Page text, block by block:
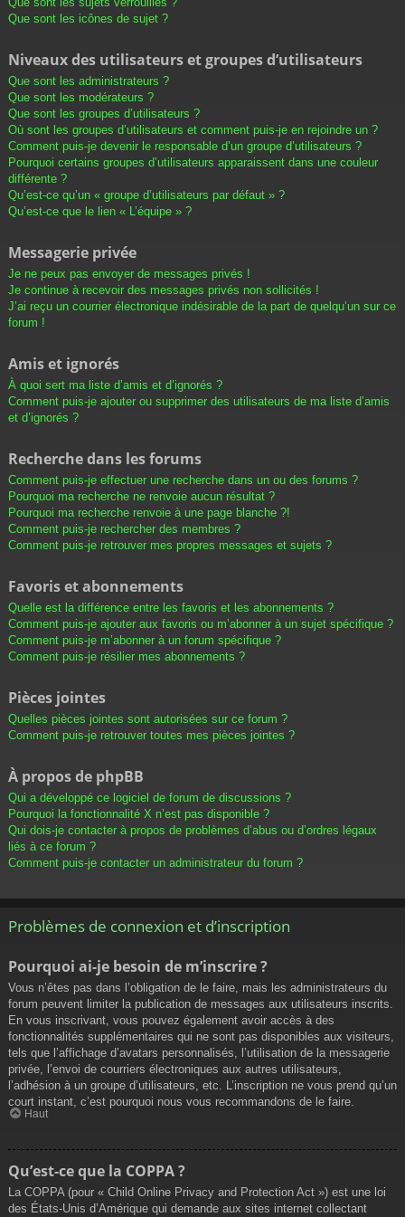
Que sont les icônes de sujet ?
Niveaux des utilisateurs et groupes d’utilisateurs
Que sont les administrateurs ?
Que sont les modérateurs ?
Que sont les groupes d’utilisateurs ?
Où sont les groupes d’utilisateurs et comment puis-je en rejoindre un ?
Comment puis-je devenir le responsable d’un groupe d’utilisateurs ?
Pourquoi certains groupes d’utilisateurs apparaissent dans une couleur
différente ?
Qu’est-ce qu’un « groupe d’utilisateurs par défaut » ?
Qu’est-ce que le lien « L’équipe » ?
Messagerie privée
Je ne peux pas envoyer de messages privés !
Je continue à recevoir des messages privés non sollicités !
J’ai reçu un courrier électronique indésirable de la part de quelqu’un sur ce
forum !
Amis et ignorés
À quoi sert ma liste d’amis et d’ignorés ?
Comment puis-je ajouter ou supprimer des utilisateurs de ma liste d’amis
et d’ignorés ?
Recherche dans les forums
Comment puis-je effectuer une recherche dans un ou des forums ?
Pourquoi ma recherche ne renvoie aucun résultat ?
Pourquoi ma recherche renvoie à une page blanche ?!
Comment puis-je rechercher des membres ?
Comment puis-je retrouver mes propres messages et sujets ?
Favoris et abonnements
Quelle est la différence entre les favoris et les abonnements ?
Comment puis-je ajouter aux favoris ou m’abonner à un sujet spécifique ?
Comment puis-je m’abonner à un forum spécifique ?
Comment puis-je résilier mes abonnements ?
Pièces jointes
Quelles pièces jointes sont autorisées sur ce forum ?
Comment puis-je retrouver toutes mes pièces jointes ?
À propos de phpBB
Qui a développé ce logiciel de forum de discussions ?
Pourquoi la fonctionnalité X n’est pas disponible ?
Qui dois-je contacter à propos de problèmes d’abus ou d’ordres légaux
liés à ce forum ?
Comment puis-je contacter un administrateur du forum ?
Problèmes de connexion et d’inscription
Pourquoi ai-je besoin de m’inscrire ?
Vous n’êtes pas dans l’obligation de le faire, mais les administrateurs du
forum peuvent limiter la publication de messages aux utilisateurs inscrits.
En vous inscrivant, vous pouvez également avoir accès à des
fonctionnalités supplémentaires qui ne sont pas disponibles aux visiteurs,
tels que l’affichage d’avatars personnalisés, l’utilisation de la messagerie
privée, l’envoi de courriers électroniques aux autres utilisateurs,
l’adhésion à un groupe d’utilisateurs, etc. L’inscription ne vous prend qu’un
court instant, c’est pourquoi nous vous recommandons de le faire.
Haut
Qu’est-ce que la COPPA ?
La COPPA (pour « Child Online Privacy and Protection Act ») est une loi
des États-Unis d’Amérique qui demande aux sites internet collectant